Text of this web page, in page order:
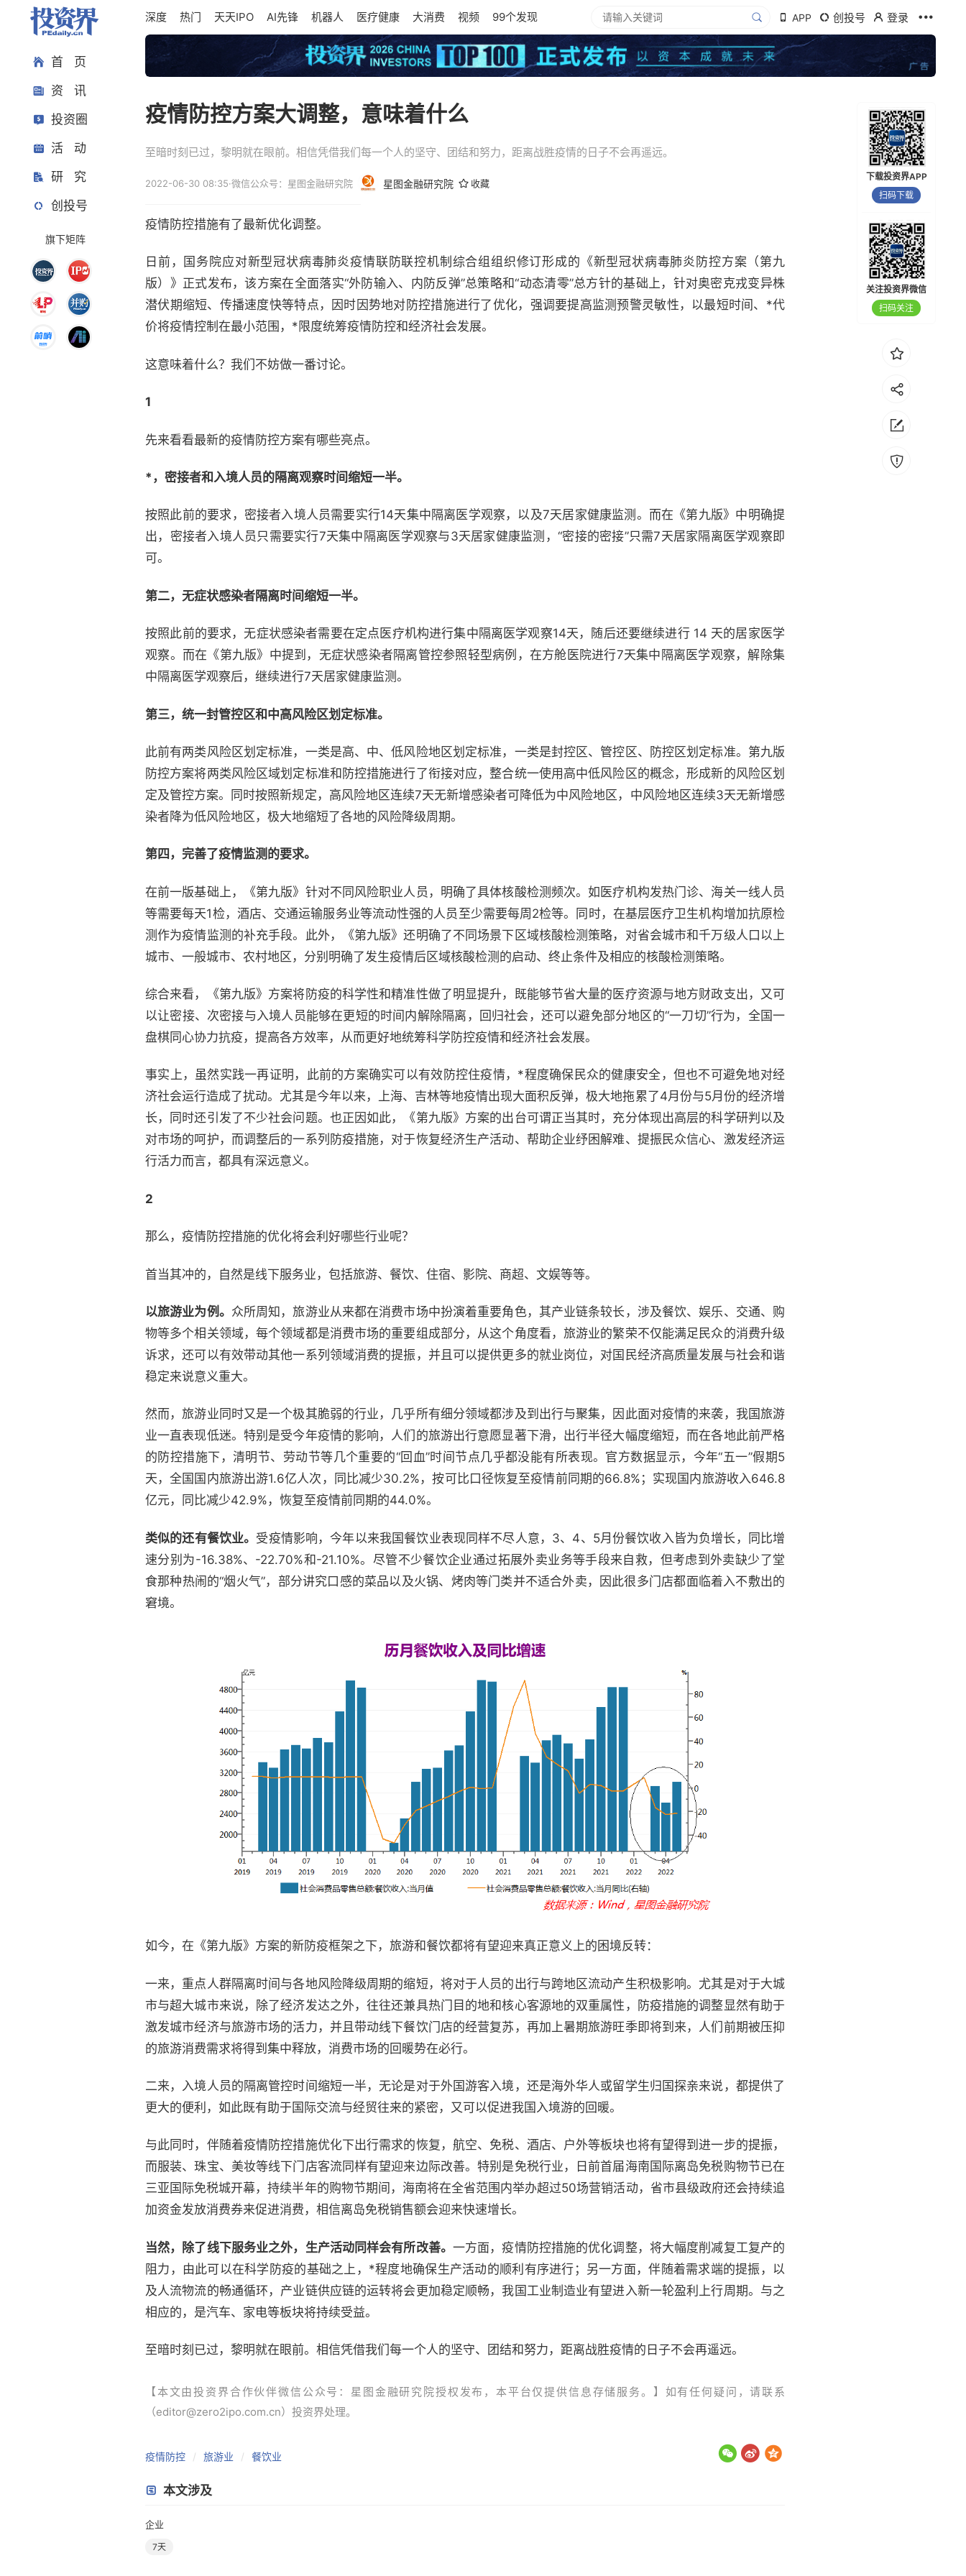
首 页
资 讯
投资圈
活 动
研 究
创投号
旗下矩阵
深度 热门 天天IPO AI先锋 机器人 医疗健康 大消费 视频 99个发现 APP 创投号 登录
疫情防控方案大调整，意味着什么
至暗时刻已过，黎明就在眼前。相信凭借我们每一个人的坚守、团结和努力，距离战胜疫情的日子不会再遥远。
2022-06-30 08:35·微信公众号：星图金融研究院 星图金融研究院 收藏
疫情防控措施有了最新优化调整。
日前，国务院应对新型冠状病毒肺炎疫情联防联控机制综合组组织修订形成的《新型冠状病毒肺炎防控方案（第九
版）》正式发布，该方案在全面落实“外防输入、内防反弹”总策略和“动态清零”总方针的基础上，针对奥密克戎变异株
潜伏期缩短、传播速度快等特点，因时因势地对防控措施进行了优化，强调要提高监测预警灵敏性，以最短时间、*代
价将疫情控制在最小范围，*限度统筹疫情防控和经济社会发展。
这意味着什么？我们不妨做一番讨论。
1
先来看看最新的疫情防控方案有哪些亮点。
*，密接者和入境人员的隔离观察时间缩短一半。
按照此前的要求，密接者入境人员需要实行14天集中隔离医学观察，以及7天居家健康监测。而在《第九版》中明确提
出，密接者入境人员只需要实行7天集中隔离医学观察与3天居家健康监测，“密接的密接”只需7天居家隔离医学观察即
可。
第二，无症状感染者隔离时间缩短一半。
按照此前的要求，无症状感染者需要在定点医疗机构进行集中隔离医学观察14天，随后还要继续进行 14 天的居家医学
观察。而在《第九版》中提到，无症状感染者隔离管控参照轻型病例，在方舱医院进行7天集中隔离医学观察，解除集
中隔离医学观察后，继续进行7天居家健康监测。
第三，统一封管控区和中高风险区划定标准。
此前有两类风险区划定标准，一类是高、中、低风险地区划定标准，一类是封控区、管控区、防控区划定标准。第九版
防控方案将两类风险区域划定标准和防控措施进行了衔接对应，整合统一使用高中低风险区的概念，形成新的风险区划
定及管控方案。同时按照新规定，高风险地区连续7天无新增感染者可降低为中风险地区，中风险地区连续3天无新增感
染者降为低风险地区，极大地缩短了各地的风险降级周期。
第四，完善了疫情监测的要求。
在前一版基础上，《第九版》针对不同风险职业人员，明确了具体核酸检测频次。如医疗机构发热门诊、海关一线人员
等需要每天1检，酒店、交通运输服务业等流动性强的人员至少需要每周2检等。同时，在基层医疗卫生机构增加抗原检
测作为疫情监测的补充手段。此外，《第九版》还明确了不同场景下区域核酸检测策略，对省会城市和千万级人口以上
城市、一般城市、农村地区，分别明确了发生疫情后区域核酸检测的启动、终止条件及相应的核酸检测策略。
综合来看，《第九版》方案将防疫的科学性和精准性做了明显提升，既能够节省大量的医疗资源与地方财政支出，又可
以让密接、次密接与入境人员能够在更短的时间内解除隔离，回归社会，还可以避免部分地区的“一刀切”行为，全国一
盘棋同心协力抗疫，提高各方效率，从而更好地统筹科学防控疫情和经济社会发展。
事实上，虽然实践一再证明，此前的方案确实可以有效防控住疫情，*程度确保民众的健康安全，但也不可避免地对经
济社会运行造成了扰动。尤其是今年以来，上海、吉林等地疫情出现大面积反弹，极大地拖累了4月份与5月份的经济增
长，同时还引发了不少社会问题。也正因如此，《第九版》方案的出台可谓正当其时，充分体现出高层的科学研判以及
对市场的呵护，而调整后的一系列防疫措施，对于恢复经济生产活动、帮助企业纾困解难、提振民众信心、激发经济运
行活力而言，都具有深远意义。
2
那么，疫情防控措施的优化将会利好哪些行业呢？
首当其冲的，自然是线下服务业，包括旅游、餐饮、住宿、影院、商超、文娱等等。
以旅游业为例。 众所周知，旅游业从来都在消费市场中扮演着重要角色，其产业链条较长，涉及餐饮、娱乐、交通、购
物等多个相关领域，每个领域都是消费市场的重要组成部分，从这个角度看，旅游业的繁荣不仅能满足民众的消费升级
诉求，还可以有效带动其他一系列领域消费的提振，并且可以提供更多的就业岗位，对国民经济高质量发展与社会和谐
稳定来说意义重大。
然而，旅游业同时又是一个极其脆弱的行业，几乎所有细分领域都涉及到出行与聚集，因此面对疫情的来袭，我国旅游
业一直表现低迷。特别是受今年疫情的影响，人们的旅游出行意愿显著下滑，出行半径大幅度缩短，而在各地此前严格
的防控措施下，清明节、劳动节等几个重要的“回血”时间节点几乎都没能有所表现。官方数据显示，今年“五一”假期5
天，全国国内旅游出游1.6亿人次，同比减少30.2%，按可比口径恢复至疫情前同期的66.8%；实现国内旅游收入646.8
亿元，同比减少42.9%，恢复至疫情前同期的44.0%。
类似的还有餐饮业。 受疫情影响，今年以来我国餐饮业表现同样不尽人意，3、4、5月份餐饮收入皆为负增长，同比增
速分别为-16.38%、-22.70%和-21.10%。尽管不少餐饮企业通过拓展外卖业务等手段来自救，但考虑到外卖缺少了堂
食那种热闹的“烟火气”，部分讲究口感的菜品以及火锅、烤肉等门类并不适合外卖，因此很多门店都面临着入不敷出的
窘境。
如今，在《第九版》方案的新防疫框架之下，旅游和餐饮都将有望迎来真正意义上的困境反转：
一来，重点人群隔离时间与各地风险降级周期的缩短，将对于人员的出行与跨地区流动产生积极影响。尤其是对于大城
市与超大城市来说，除了经济发达之外，往往还兼具热门目的地和核心客源地的双重属性，防疫措施的调整显然有助于
激发城市经济与旅游市场的活力，并且带动线下餐饮门店的经营复苏，再加上暑期旅游旺季即将到来，人们前期被压抑
的旅游消费需求将得到集中释放，消费市场的回暖势在必行。
二来，入境人员的隔离管控时间缩短一半，无论是对于外国游客入境，还是海外华人或留学生归国探亲来说，都提供了
更大的便利，如此既有助于国际交流与经贸往来的紧密，又可以促进我国入境游的回暖。
与此同时，伴随着疫情防控措施优化下出行需求的恢复，航空、免税、酒店、户外等板块也将有望得到进一步的提振，
而服装、珠宝、美妆等线下门店客流同样有望迎来边际改善。特别是免税行业，日前首届海南国际离岛免税购物节已在
三亚国际免税城开幕，持续半年的购物节期间，海南将在全省范围内举办超过50场营销活动，省市县级政府还会持续追
加资金发放消费券来促进消费，相信离岛免税销售额会迎来快速增长。
当然，除了线下服务业之外，生产活动同样会有所改善。 一方面，疫情防控措施的优化调整，将大幅度削减复工复产的
阻力，由此可以在科学防疫的基础之上，*程度地确保生产活动的顺利有序进行；另一方面，伴随着需求端的提振，以
及人流物流的畅通循环，产业链供应链的运转将会更加稳定顺畅，我国工业制造业有望进入新一轮盈利上行周期。与之
相应的，是汽车、家电等板块将持续受益。
至暗时刻已过，黎明就在眼前。相信凭借我们每一个人的坚守、团结和努力，距离战胜疫情的日子不会再遥远。
【本文由投资界合作伙伴微信公众号：星图金融研究院授权发布，本平台仅提供信息存储服务。】如有任何疑问，请联系
（editor@zero2ipo.com.cn）投资界处理。
疫情防控 旅游业 餐饮业
本文涉及
企业
7天
下载投资界APP
扫码下载
关注投资界微信
扫码关注